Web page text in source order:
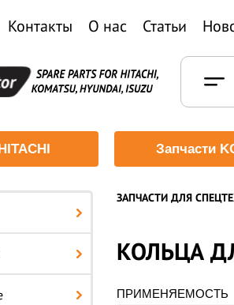
Контакты О нас Статьи
Запчасти
ЗАПЧАСТИ ДЛЯ
КОЛЬЦА
ПРИМЕНЯЕМОСТЬ